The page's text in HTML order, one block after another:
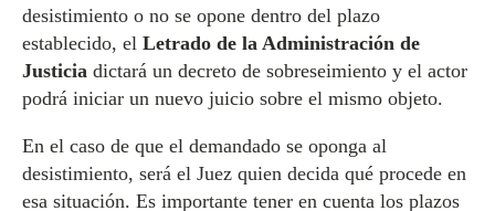
desistimiento o no se opone dentro del plazo
establecido, el Letrado de la Administración de
Justicia dictará un decreto de sobreseimiento y el actor
podrá iniciar un nuevo juicio sobre el mismo objeto.
En el caso de que el demandado se oponga al
desistimiento, será el Juez quien decida qué procede en
esa situación. Es importante tener en cuenta los plazos